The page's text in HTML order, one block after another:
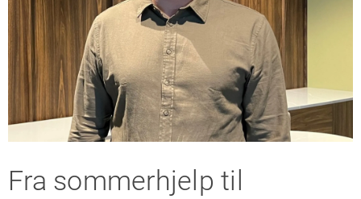
Fra sommerhjelp til